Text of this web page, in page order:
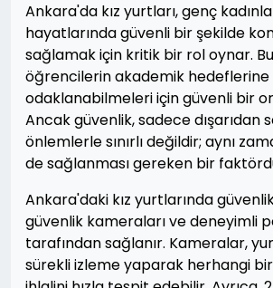
Ankara'da kız yurtları, genç
hayatlarında güvenli bir şekilde
sağlamak için kritik bir rol oynar.
öğrencilerin akademik hedeflerine
odaklanabilmeleri için güvenli bir
Ancak güvenlik, sadece dışarıdan
önlemlerle sınırlı değildir; aynı
de sağlanması gereken bir
Ankara'daki kız yurtlarında
güvenlik kameraları ve deneyimli
tarafından sağlanır. Kameralar,
sürekli izleme yaparak herhangi